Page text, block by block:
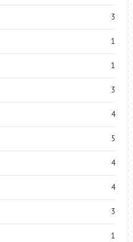
3
1
1
3
4
5
4
4
3
1